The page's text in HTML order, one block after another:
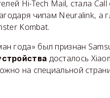
Hi-Tech Mail, стала
чипам Neuralink, а
Kombat.
года» был признан
досталось
на специальной